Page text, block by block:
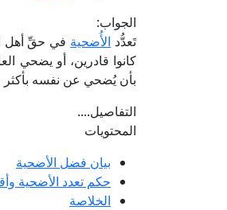
الجواب:
تَعدُّد الأُضحية في حقِّ أهل
كانوا قادرين، أو يضحي
بأن يُضحي عن نفسه
التفاصيل....
المحتويات
بيان فضل الأضحية
حكم تعدد الأضحية
الخلاصة